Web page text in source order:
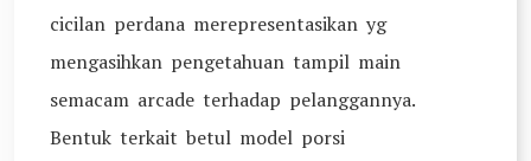
cicilan perdana merepresentasikan yg
mengasihkan pengetahuan tampil main
semacam arcade terhadap pelanggannya.
Bentuk terkait betul model porsi